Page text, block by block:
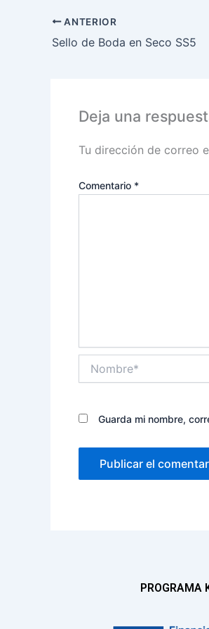
ANTERIOR
Sello de Boda en Seco SS5
Deja una
Tu dirección de correo
Comentario *
Guarda mi nombre,
PROGRAMA